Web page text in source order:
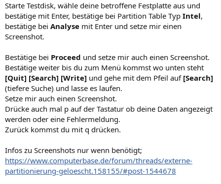
Starte Testdisk, wähle deine betroffene Festplatte aus und
bestätige mit Enter, bestätige bei Partition Table Typ Intel,
bestätige bei Analyse mit Enter und setze mir einen
Screenshot.
Bestätige bei Proceed und setze mir auch einen Screenshot.
Bestätige weiter bis du zum Menü kommst wo unten steht
[Quit] [Search] [Write] und gehe mit dem Pfeil auf [Search]
(tiefere Suche) und lasse es laufen.
Setze mir auch einen Screenshot.
Drücke auch mal p auf der Tastatur ob deine Daten angezeigt
werden oder eine Fehlermeldung.
Zurück kommst du mit q drücken.
Infos zu Screenshots nur wenn benötigt;
https://www.computerbase.de/forum/threads/externe-
partitionierung-geloescht.158155/#post-1544678